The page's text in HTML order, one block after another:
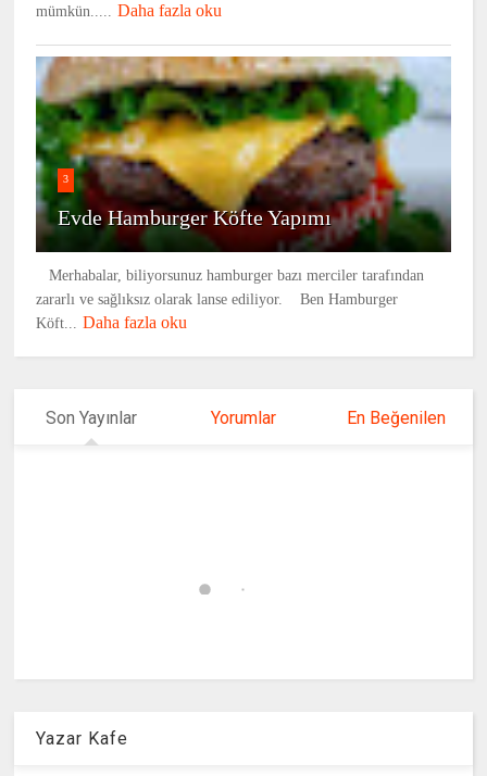
mümkün..... Daha fazla oku
3
Evde Hamburger Köfte Yapımı
Merhabalar, biliyorsunuz hamburger bazı merciler tarafından
zararlı ve sağlıksız olarak lanse ediliyor. Ben Hamburger
Köft... Daha fazla oku
Son Yayınlar Yorumlar En Beğenilen
Yazar Kafe